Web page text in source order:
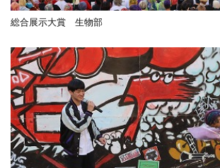
総合展示大賞 生物部